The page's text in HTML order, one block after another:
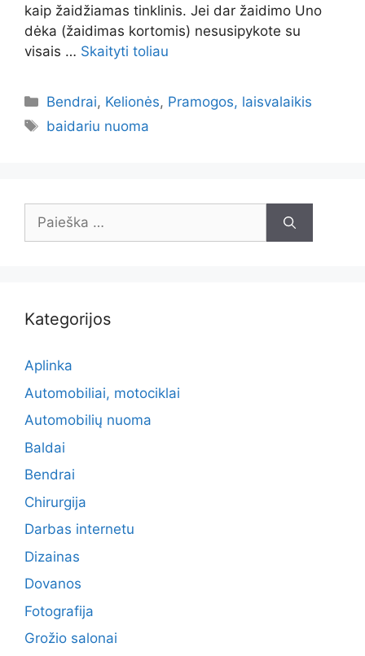
kaip žaidžiamas tinklinis. Jei dar žaidimo Uno
dėka (žaidimas kortomis) nesusipykote su
visais … Skaityti toliau
Kategorijos
Bendrai, Kelionės, Pramogos, laisvalaikis
Žymos
baidariu nuoma
Ieškoti:
Kategorijos
Aplinka
Automobiliai, motociklai
Automobilių nuoma
Baldai
Bendrai
Chirurgija
Darbas internetu
Dizainas
Dovanos
Fotografija
Grožio salonai